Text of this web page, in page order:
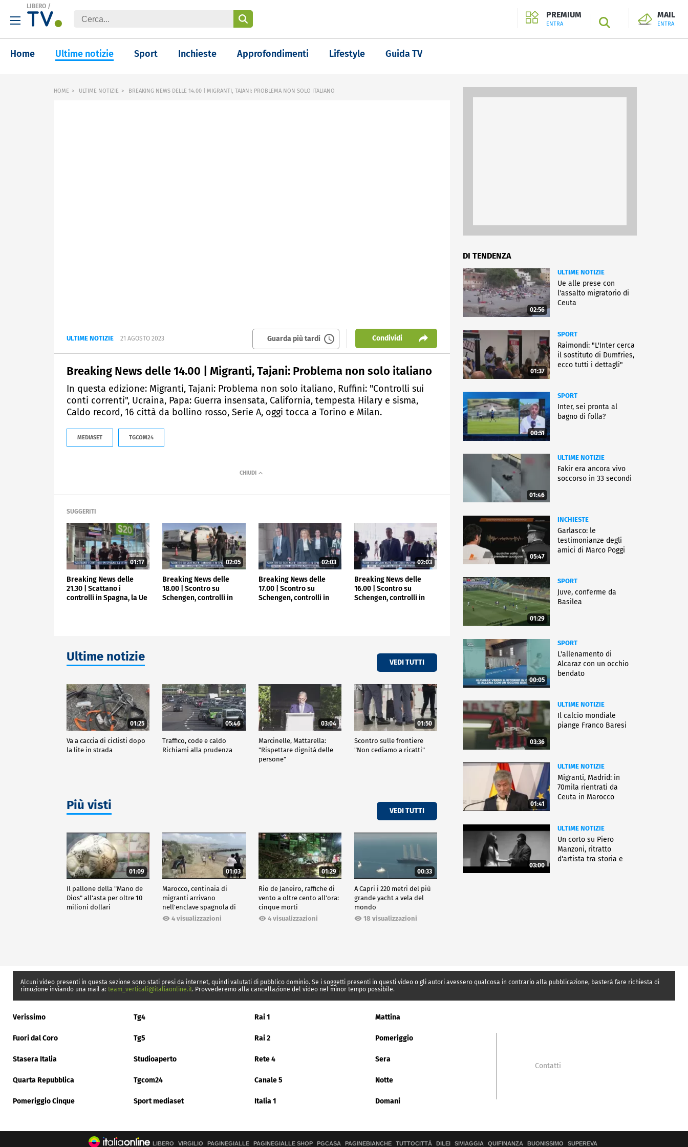
LIBERO /
PREMIUM
ENTRA SEARCH
MAIL
ENTRA
Home Ultime notizie Sport Inchieste Approfondimenti Lifestyle Guida TV
HOME ULTIME NOTIZIE BREAKING NEWS DELLE 14.00 | MIGRANTI, TAJANI: PROBLEMA NON SOLO ITALIANO
ULTIME NOTIZIE 21 AGOSTO 2023 Guarda più tardi Condividi
Breaking News delle 14.00 | Migranti, Tajani: Problema non solo italiano
In questa edizione: Migranti, Tajani: Problema non solo italiano, Ruffini: "Controlli sui
conti correnti", Ucraina, Papa: Guerra insensata, California, tempesta Hilary e sisma,
Caldo record, 16 città da bollino rosso, Serie A, oggi tocca a Torino e Milan.
MEDIASET TGCOM24
SUGGERITI
01:17
Breaking News delle
21.30 | Scattano i
controlli in Spagna, la Ue
02:05
Breaking News delle
18.00 | Scontro su
Schengen, controlli in
02:03
Breaking News delle
17.00 | Scontro su
Schengen, controlli in
02:03
Breaking News delle
16.00 | Scontro su
Schengen, controlli in
Ultime notizie VEDI TUTTI
01:25
Va a caccia di ciclisti dopo
la lite in strada
05:46
Traffico, code e caldo
Richiami alla prudenza
03:04
Marcinelle, Mattarella:
"Rispettare dignità delle
persone"
01:50
Scontro sulle frontiere
"Non cediamo a ricatti"
Più visti VEDI TUTTI
01:09
Il pallone della "Mano de
Dios" all'asta per oltre 10
milioni dollari
01:03
Marocco, centinaia di
migranti arrivano
nell'enclave spagnola di
Ceuta4 visualizzazioni
01:29
Rio de Janeiro, raffiche di
vento a oltre cento all'ora:
cinque morti
4 visualizzazioni
00:33
A Capri i 220 metri del più
grande yacht a vela del
mondo
18 visualizzazioni
DI TENDENZA
02:56
ULTIME NOTIZIE
Ue alle prese con
l'assalto migratorio di
Ceuta
01:37
SPORT
Raimondi: "L'Inter cerca
il sostituto di Dumfries,
ecco tutti i dettagli"
00:51
SPORT
Inter, sei pronta al
bagno di folla?
01:46
ULTIME NOTIZIE
Fakir era ancora vivo
soccorso in 33 secondi
05:47
INCHIESTE
Garlasco: le
testimonianze degli
amici di Marco Poggi
01:29
SPORT
Juve, conferme da
Basilea
00:05
SPORT
L'allenamento di
Alcaraz con un occhio
bendato
03:36
ULTIME NOTIZIE
Il calcio mondiale
piange Franco Baresi
01:41
ULTIME NOTIZIE
Migranti, Madrid: in
70mila rientrati da
Ceuta in Marocco
03:00
ULTIME NOTIZIE
Un corto su Piero
Manzoni, ritratto
d'artista tra storia e
Alcuni video presenti in questa sezione sono stati presi da internet, quindi valutati di pubblico dominio. Se i soggetti presenti in questi video o gli autori avessero qualcosa in contrario alla pubblicazione, basterà fare richiesta di
rimozione inviando una mail a: team_verticali@italiaonline.it. Provvederemo alla cancellazione del video nel minor tempo possibile.
Verissimo Tg4 Rai 1 Mattina
Fuori dal Coro Tg5 Rai 2 Pomeriggio
Stasera Italia Studioaperto Rete 4 Sera
Quarta Repubblica Tgcom24 Canale 5 Notte
Pomeriggio Cinque Sport mediaset Italia 1 Domani
Contatti
LIBERO VIRGILIO PAGINEGIALLE PAGINEGIALLE SHOP PGCASA PAGINEBIANCHE TUTTOCITTÀ DILEI SIVIAGGIA QUIFINANZA BUONISSIMO SUPEREVA